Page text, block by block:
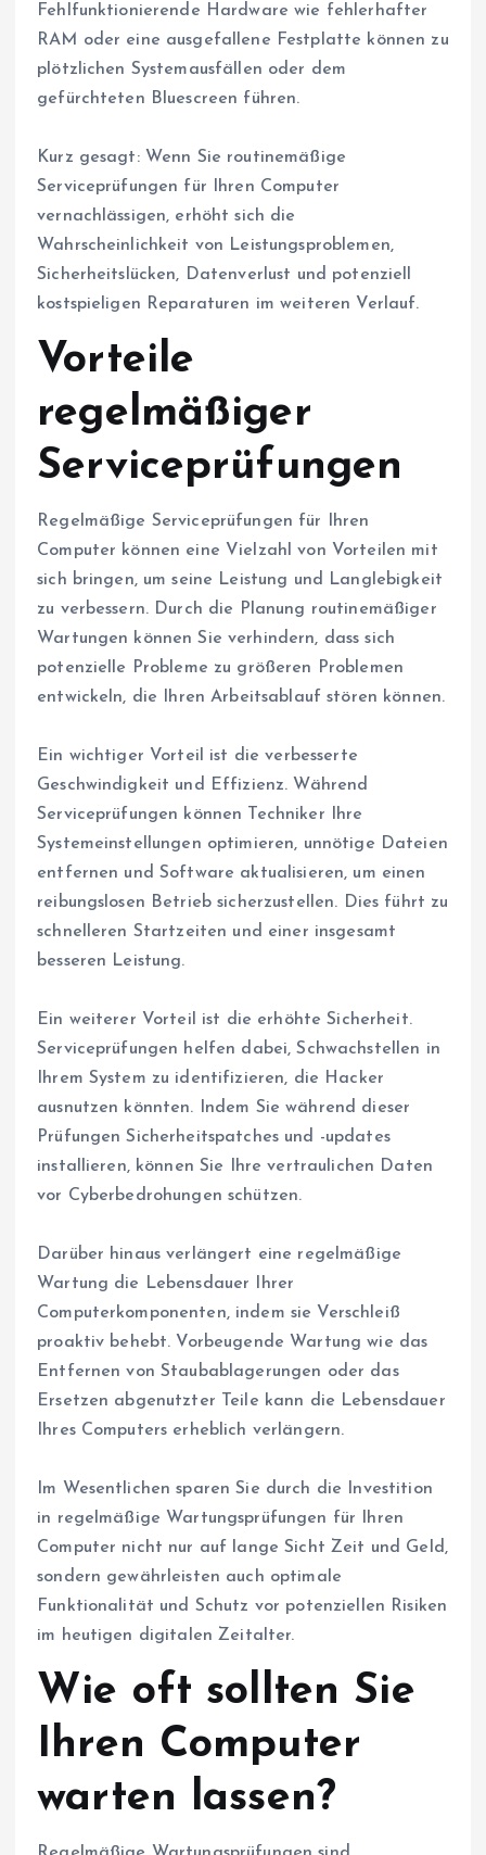
Fehlfunktionierende Hardware wie fehlerhafter
RAM oder eine ausgefallene Festplatte können zu
plötzlichen Systemausfällen oder dem
gefürchteten Bluescreen führen.
Kurz gesagt: Wenn Sie routinemäßige
Serviceprüfungen für Ihren Computer
vernachlässigen, erhöht sich die
Wahrscheinlichkeit von Leistungsproblemen,
Sicherheitslücken, Datenverlust und potenziell
kostspieligen Reparaturen im weiteren Verlauf.
Vorteile
regelmäßiger
Serviceprüfungen
Regelmäßige Serviceprüfungen für Ihren
Computer können eine Vielzahl von Vorteilen mit
sich bringen, um seine Leistung und Langlebigkeit
zu verbessern. Durch die Planung routinemäßiger
Wartungen können Sie verhindern, dass sich
potenzielle Probleme zu größeren Problemen
entwickeln, die Ihren Arbeitsablauf stören können.
Ein wichtiger Vorteil ist die verbesserte
Geschwindigkeit und Effizienz. Während
Serviceprüfungen können Techniker Ihre
Systemeinstellungen optimieren, unnötige Dateien
entfernen und Software aktualisieren, um einen
reibungslosen Betrieb sicherzustellen. Dies führt zu
schnelleren Startzeiten und einer insgesamt
besseren Leistung.
Ein weiterer Vorteil ist die erhöhte Sicherheit.
Serviceprüfungen helfen dabei, Schwachstellen in
Ihrem System zu identifizieren, die Hacker
ausnutzen könnten. Indem Sie während dieser
Prüfungen Sicherheitspatches und -updates
installieren, können Sie Ihre vertraulichen Daten
vor Cyberbedrohungen schützen.
Darüber hinaus verlängert eine regelmäßige
Wartung die Lebensdauer Ihrer
Computerkomponenten, indem sie Verschleiß
proaktiv behebt. Vorbeugende Wartung wie das
Entfernen von Staubablagerungen oder das
Ersetzen abgenutzter Teile kann die Lebensdauer
Ihres Computers erheblich verlängern.
Im Wesentlichen sparen Sie durch die Investition
in regelmäßige Wartungsprüfungen für Ihren
Computer nicht nur auf lange Sicht Zeit und Geld,
sondern gewährleisten auch optimale
Funktionalität und Schutz vor potenziellen Risiken
im heutigen digitalen Zeitalter.
Wie oft sollten Sie
Ihren Computer
warten lassen?